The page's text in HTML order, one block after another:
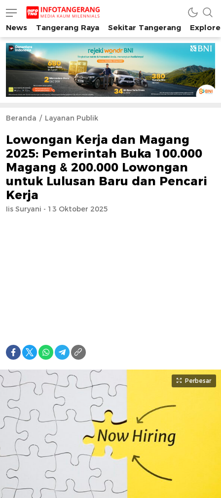
INFO TANGERANG
Media Kaum Millenials Tangerang Raya
News Tangerang Raya Sekitar Tangerang
Beranda Layanan Publik
Lowongan Kerja dan Magang
2025: Pemerintah Buka 100.000
Magang & 200.000 Lowongan
untuk Lulusan Baru dan Pencari
Kerja
Iis Suryani - 13 Oktober 2025
Perbesar